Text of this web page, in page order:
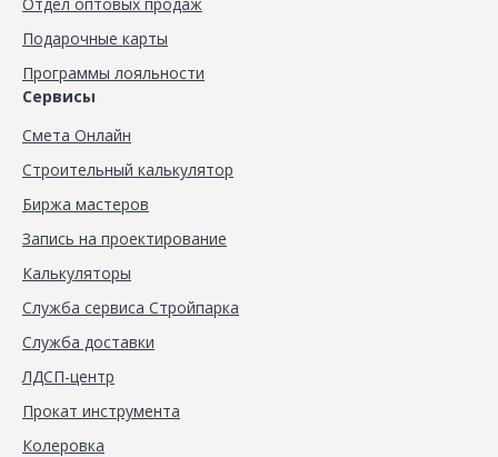
Подарочные карты
Программы лояльности
Сервисы
Смета Онлайн
Строительный калькулятор
Биржа мастеров
Запись на проектирование
Калькуляторы
Служба сервиса Стройпарка
Служба доставки
ЛДСП-центр
Прокат инструмента
Колеровка